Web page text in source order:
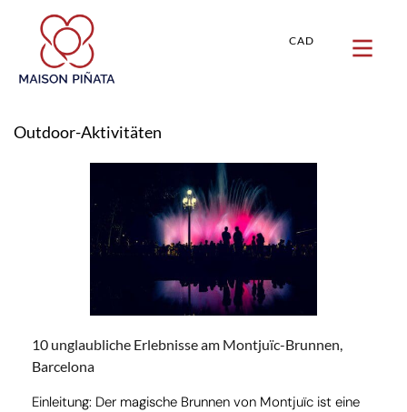
CAD
Outdoor-Aktivitäten
10 unglaubliche Erlebnisse am Montjuïc-Brunnen,
Barcelona
Einleitung: Der magische Brunnen von Montjuïc ist eine